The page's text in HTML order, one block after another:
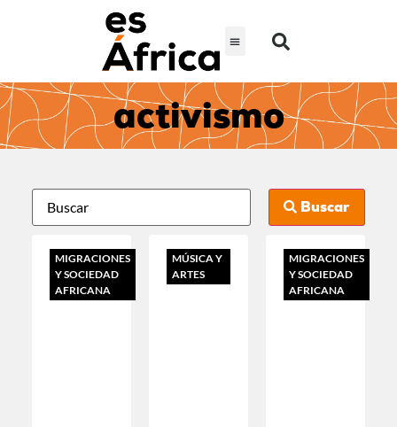
activismo
Buscar
MIGRACIONES
Y SOCIEDAD
AFRICANA
MÚSICA Y
ARTES
MIGRACIONES
Y SOCIEDAD
AFRICANA